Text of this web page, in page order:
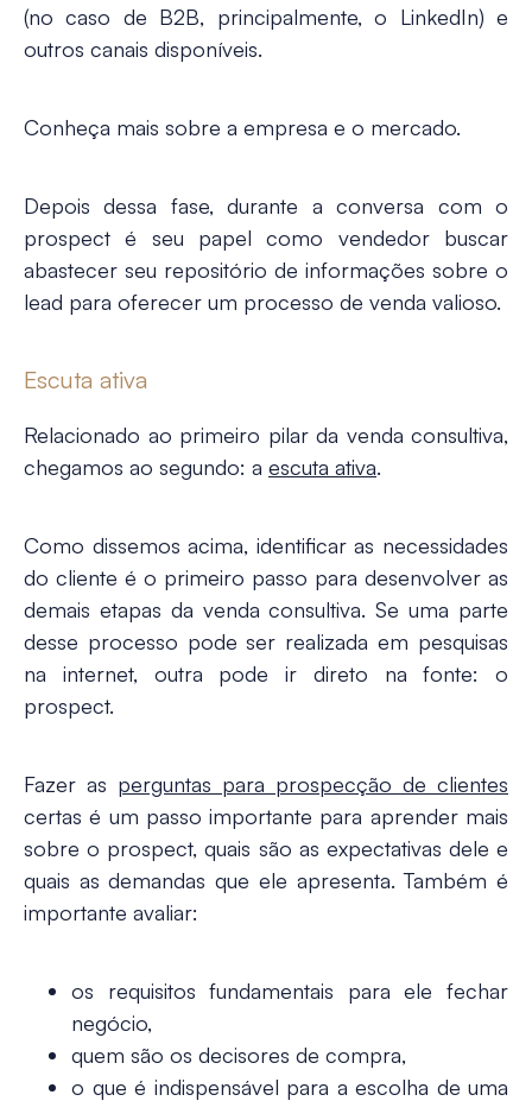
(no caso de B2B, principalmente, o LinkedIn) e
outros canais disponíveis.
Conheça mais sobre a empresa e o mercado.
Depois dessa fase, durante a conversa com o
prospect é seu papel como vendedor buscar
abastecer seu repositório de informações sobre o
lead para oferecer um processo de venda valioso.
Escuta ativa
Relacionado ao primeiro pilar da venda consultiva,
chegamos ao segundo: a escuta ativa.
Como dissemos acima, identificar as necessidades
do cliente é o primeiro passo para desenvolver as
demais etapas da venda consultiva. Se uma parte
desse processo pode ser realizada em pesquisas
na internet, outra pode ir direto na fonte: o
prospect.
Fazer as perguntas para prospecção de clientes
certas é um passo importante para aprender mais
sobre o prospect, quais são as expectativas dele e
quais as demandas que ele apresenta. Também é
importante avaliar:
os requisitos fundamentais para ele fechar
negócio,
quem são os decisores de compra,
o que é indispensável para a escolha de uma